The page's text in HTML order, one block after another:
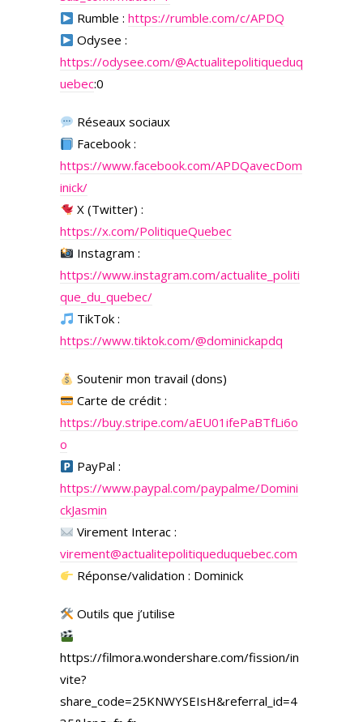
Rumble :https://rumble.com/c/APDQ
Odysee :
https://odysee.com/@Actualitepolitiqueduq
uebec:0
Réseaux sociaux
Facebook :
https://www.facebook.com/APDQavecDom
inick/
X (Twitter) :
https://x.com/PolitiqueQuebec
Instagram :
https://www.instagram.com/actualite_politi
que_du_quebec/
TikTok :
https://www.tiktok.com/@dominickapdq
Soutenir mon travail (dons)
Carte de crédit :
https://buy.stripe.com/aEU01ifePaBTfLi6o
o
PayPal :
https://www.paypal.com/paypalme/Domini
ckJasmin
Virement Interac :
virement@actualitepolitiqueduquebec.com
Réponse/validation : Dominick
Outils que j’utilise
https://filmora.wondershare.com/fission/in
vite?
share_code=25KNWYSEIsH&referral_id=4